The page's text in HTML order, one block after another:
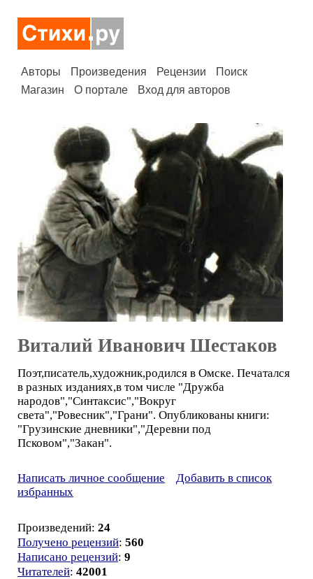
Авторы Произведения Рецензии
Поиск
Магазин
О портале Вход для авторов
Виталий Иванович Шестаков
Поэт,писатель,художник,родился в Омске. Печатался
в разных изданиях,в том числе "Дружба
народов","Синтаксис","Вокруг
света","Ровесник","Грани". Опубликованы книги:
"Грузинские дневники","Деревни под
Псковом","Закан".
Написать личное сообщение
Добавить в список
избранных
Произведений: 24
Получено рецензий: 560
Написано рецензий: 9
Читателей: 42001